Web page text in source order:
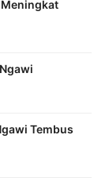
Tembus